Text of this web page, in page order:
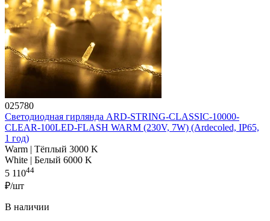
025780
Светодиодная гирлянда ARD-STRING-CLASSIC-10000-
CLEAR-100LED-FLASH WARM (230V, 7W) (Ardecoled, IP65,
1 год)
Warm | Тёплый 3000 K
White | Белый 6000 K
5 11044
₽/шт
В наличии